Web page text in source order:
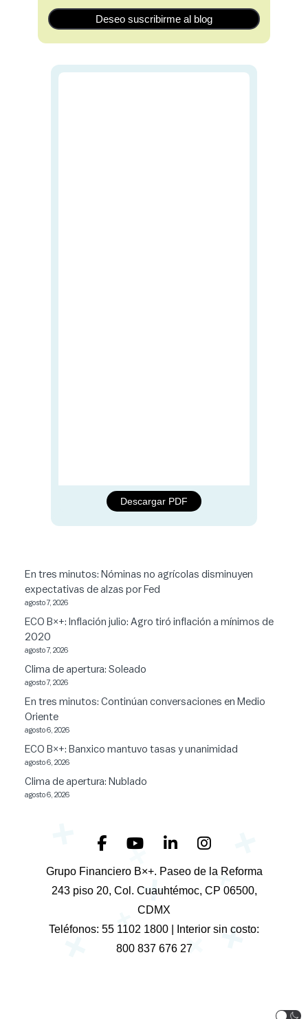
Deseo suscribirme al blog
Descargar PDF
En tres minutos: Nóminas no agrícolas disminuyen
expectativas de alzas por Fed
agosto 7, 2026
ECO B×+: Inflación julio: Agro tiró inflación a mínimos de
2020
agosto 7, 2026
Clima de apertura: Soleado
agosto 7, 2026
En tres minutos: Continúan conversaciones en Medio
Oriente
agosto 6, 2026
ECO B×+: Banxico mantuvo tasas y unanimidad
agosto 6, 2026
Clima de apertura: Nublado
agosto 6, 2026
+
+
+
+
+
+
+
Grupo Financiero B×+. Paseo de la Reforma
243 piso 20, Col. Cuauhtémoc, CP 06500,
CDMX
Teléfonos: 55 1102 1800 | Interior sin costo:
800 837 676 27